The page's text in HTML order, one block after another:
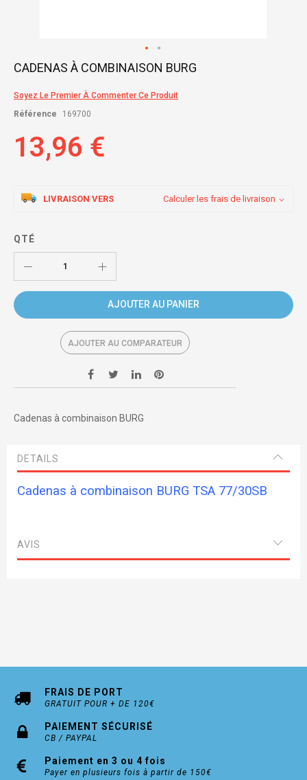
Skip
beginning
of
gallery
CADENAS À COMBINAISON BURG
Soyez Le Premier À Commenter Ce Produit
Référence
169700
13,96 €
LIVRAISON VERS Calculer les frais de livraison
QTÉ
AJOUTER AU PANIER
AJOUTER AU COMPARATEUR
Cadenas à combinaison BURG
DETAILS
Cadenas à combinaison BURG TSA 77/30SB
AVIS
FRAIS DE PORT
GRATUIT POUR + DE 120€
PAIEMENT SÉCURISÉ
CB / PAYPAL
Paiement en 3 ou 4 fois
Payer en plusieurs fois à partir de 150€